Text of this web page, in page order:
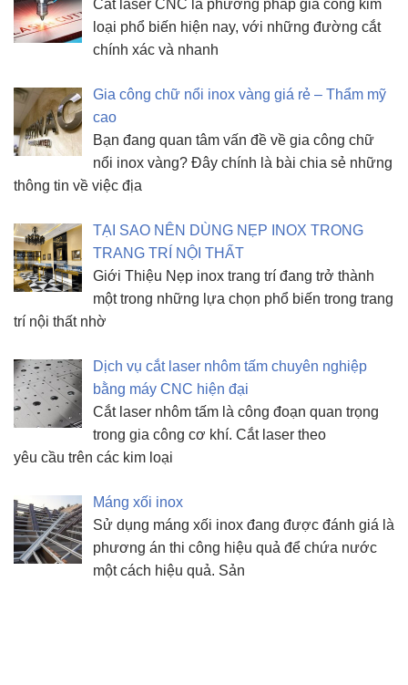
Cắt laser CNC là phương pháp gia công kim
loại phổ biến hiện nay, với những đường cắt
chính xác và nhanh
Gia công chữ nổi inox vàng giá rẻ – Thẩm mỹ
cao
Bạn đang quan tâm vấn đề về gia công chữ
nổi inox vàng? Đây chính là bài chia sẻ những
thông tin về việc địa
TẠI SAO NÊN DÙNG NẸP INOX TRONG
TRANG TRÍ NỘI THẤT
Giới Thiệu Nẹp inox trang trí đang trở thành
một trong những lựa chọn phổ biến trong trang
trí nội thất nhờ
Dịch vụ cắt laser nhôm tấm chuyên nghiệp
bằng máy CNC hiện đại
Cắt laser nhôm tấm là công đoạn quan trọng
trong gia công cơ khí. Cắt laser theo
yêu cầu trên các kim loại
Máng xối inox
Sử dụng máng xối inox đang được đánh giá là
phương án thi công hiệu quả để chứa nước
một cách hiệu quả. Sản